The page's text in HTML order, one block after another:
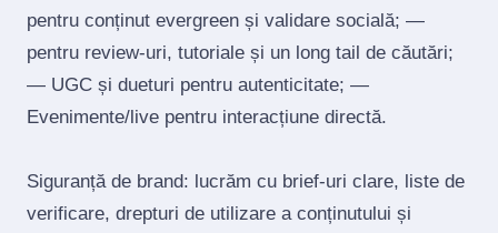
pentru conținut evergreen și validare socială; —
pentru review‑uri, tutoriale și un long tail de căutări;
— UGC și dueturi pentru autenticitate; —
Evenimente/live pentru interacțiune directă.
Siguranță de brand: lucrăm cu brief‑uri clare, liste de
verificare, drepturi de utilizare a conținutului și